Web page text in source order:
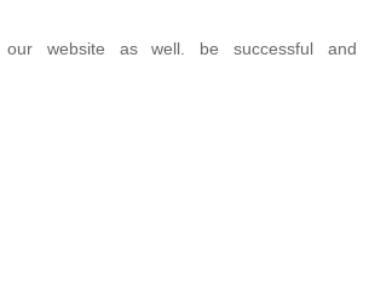
our website as well. be successful and